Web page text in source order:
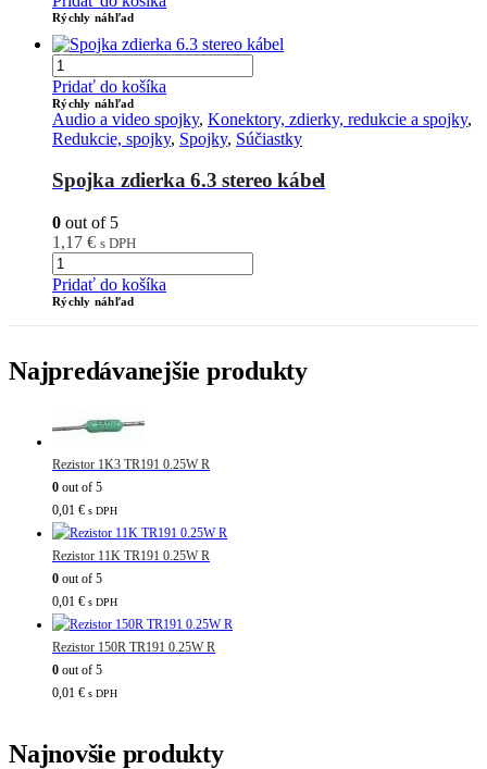
Rýchly náhľad
Pridať do košíka
Rýchly náhľad
Audio a video spojky, Konektory, zdierky, redukcie a spojky,
Redukcie, spojky, Spojky, Súčiastky
Spojka zdierka 6.3 stereo kábel
0 out of 5
1,17 € s DPH
Pridať do košíka
Rýchly náhľad
Najpredávanejšie produkty
Rezistor 1K3 TR191 0.25W R
0 out of 5
0,01 € s DPH
Rezistor 11K TR191 0.25W R
0 out of 5
0,01 € s DPH
Rezistor 150R TR191 0.25W R
0 out of 5
0,01 € s DPH
Najnovšie produkty